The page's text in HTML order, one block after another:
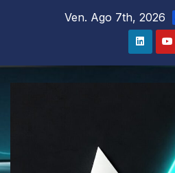
Ven. Ago 7th, 2026